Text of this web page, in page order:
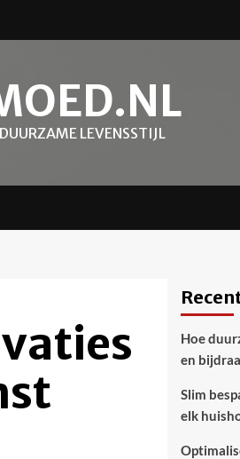
LEVENSSTIJL
Hoe
en
Slim
elk